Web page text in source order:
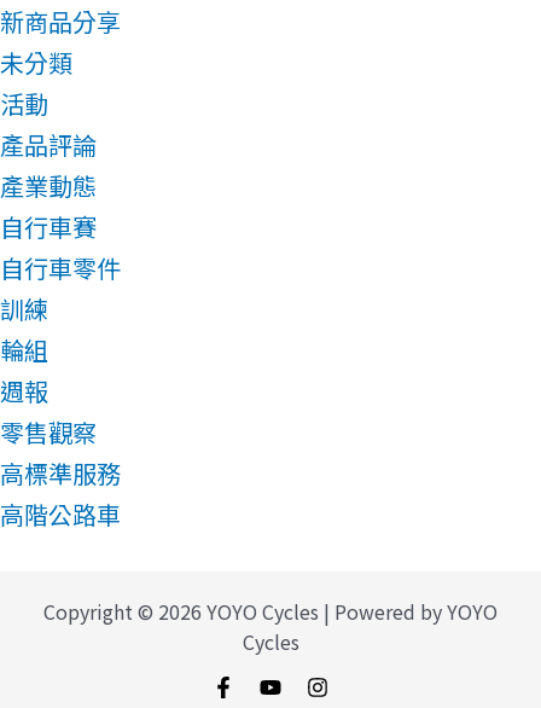
新商品分享
未分類
活動
產品評論
產業動態
自行車賽
自行車零件
訓練
輪組
週報
零售觀察
高標準服務
高階公路車
Copyright © 2026 YOYO Cycles | Powered by YOYO
Cycles